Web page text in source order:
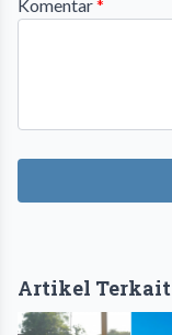
Komentar*
Artikel Terkait